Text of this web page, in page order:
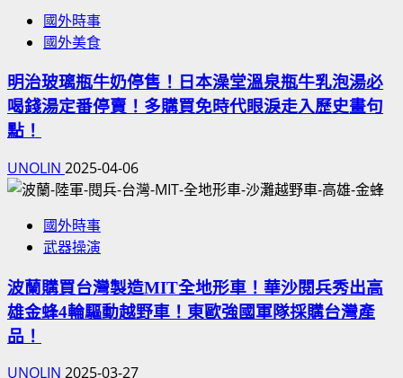
國外時事
國外美食
明治玻璃瓶牛奶停售！日本澡堂溫泉瓶牛乳泡湯必
喝錢湯定番停賣！多購買免時代眼淚走入歷史畫句
點！
UNOLIN 2025-04-06
國外時事
武器操演
波蘭購買台灣製造MIT全地形車！華沙閱兵秀出高
雄金蜂4輪驅動越野車！東歐強國軍隊採購台灣產
品！
UNOLIN 2025-03-27